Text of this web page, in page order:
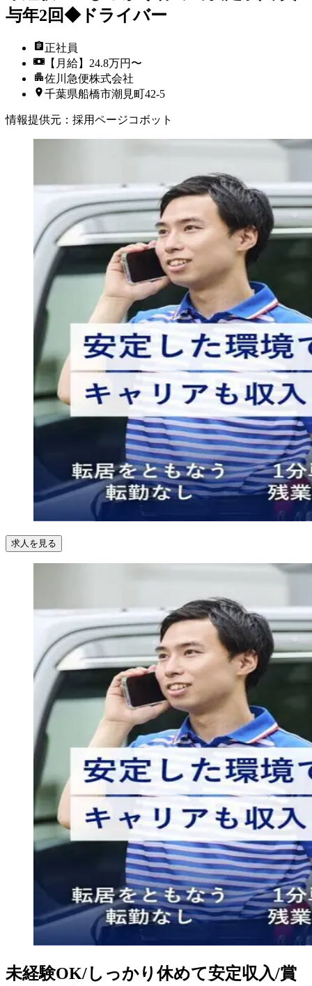
与年2回◆ドライバー
正社員
【月給】24.8万円〜
佐川急便株式会社
千葉県船橋市潮見町42-5
情報提供元 ： 採用ページコボット
求人を見る
未経験OK/しっかり休めて安定収入/賞